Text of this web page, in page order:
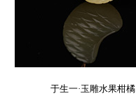
于生一·玉雕水果柑橘